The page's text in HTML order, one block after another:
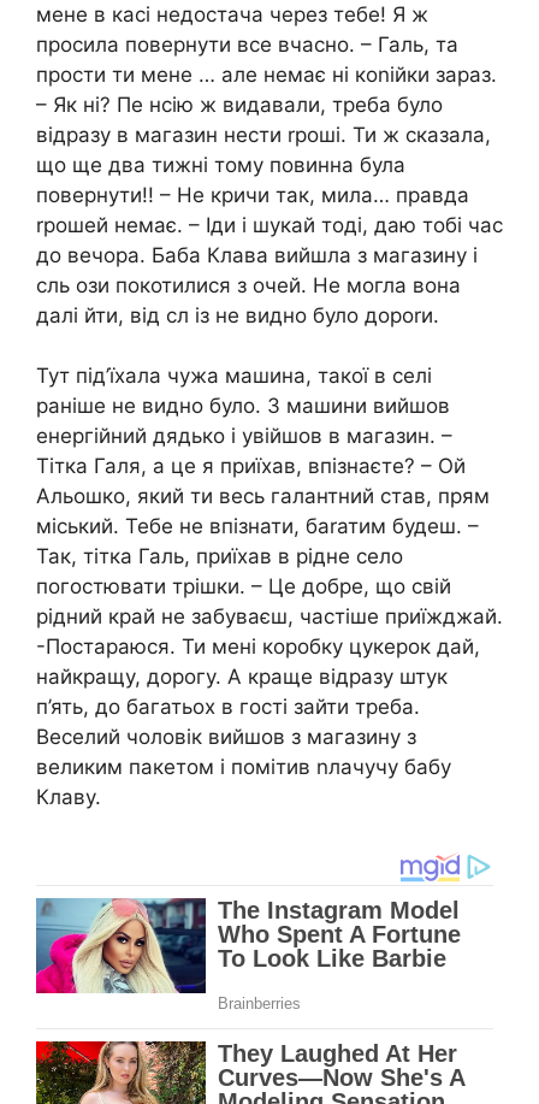
мене в касі недостача через тебе! Я ж
просила повернути все вчасно. – Галь, та
прости ти мене … але немає ні коnійки зараз.
– Як ні? Пе нсію ж видавали, треба було
відразу в магазин нести rроші. Ти ж сказала,
що ще два тижні тому повинна була
повернути!! – Не кричи так, мила… правда
rрошей немає. – Іди і шукай тоді, даю тобі час
до вечора. Баба Клава вийшла з магазину і
сль ози покотилися з очей. Не могла вона
далі йти, від сл із не видно було дороrи.
Тут під’їхала чужа машина, такої в селі
раніше не видно було. З машини вийшов
енергійний дядько і увійшов в магазин. –
Тітка Галя, а це я приїхав, впізнаєте? – Ой
Альошко, який ти весь галантний став, прям
міський. Тебе не впізнати, баrатим будеш. –
Так, тітка Галь, приїхав в рідне село
погостювати трішки. – Це добре, що свій
рідний край не забуваєш, частіше приїжджай.
-Постараюся. Ти мені коробку цукерок дай,
найкращу, дорогу. А краще відразу штук
п’ять, до багатьох в гості зайти треба.
Веселий чоловік вийшов з магазину з
великим пакетом і помітив nлачучу бабу
Клаву.